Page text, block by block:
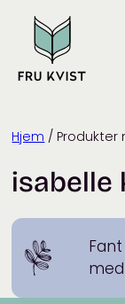
content
Hjem / Produkter
isabelle